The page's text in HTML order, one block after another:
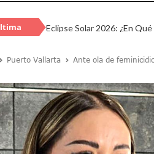
Eclipse Solar 2026: ¿En
Coparmex Vallarta Reporta
Juan Calderón Pide
Jalisco Se Integra A
Frustran Presunto
Infecciones Respiratorias
Puerto Vallarta Ante ola de